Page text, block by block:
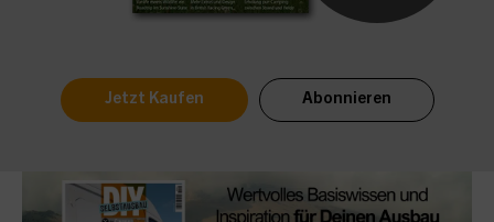
Jetzt Kaufen Abonnieren